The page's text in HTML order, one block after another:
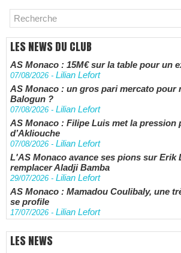
LES NEWS DU CLUB
AS Monaco : 15M€ sur la table pour un
07/08/2026 - Lilian Lefort
AS Monaco : un gros pari mercato pour
Balogun ?
07/08/2026 - Lilian Lefort
AS Monaco : Filipe Luis met la pression
d’Akliouche
07/08/2026 - Lilian Lefort
L'AS Monaco avance ses pions sur Erik
remplacer Aladji Bamba
29/07/2026 - Lilian Lefort
AS Monaco : Mamadou Coulibaly, une
se profile
17/07/2026 - Lilian Lefort
LES NEWS